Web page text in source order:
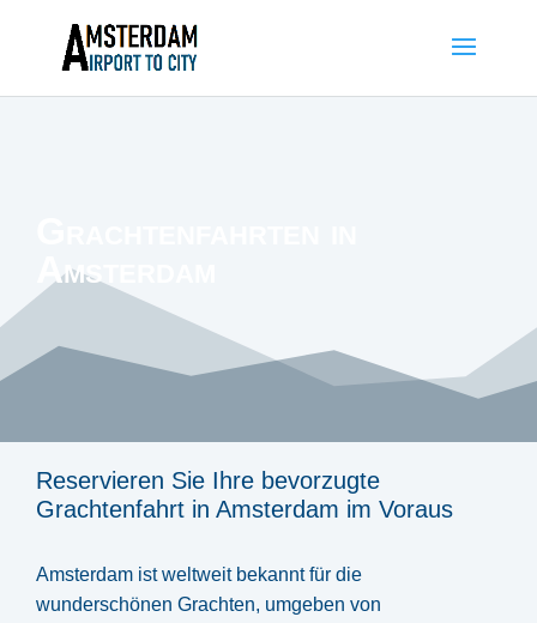
Amsterdam
Reservieren Sie Ihre bevorzugte
Grachtenfahrt in Amsterdam im Voraus
Amsterdam ist weltweit bekannt für die
wunderschönen Grachten, umgeben von